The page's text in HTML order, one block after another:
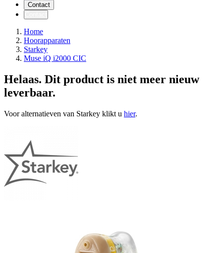
Contact
Home
Hoorapparaten
Starkey
Muse iQ i2000 CIC
Helaas. Dit product is niet meer nieuw
leverbaar.
Voor alternatieven van Starkey klikt u hier.